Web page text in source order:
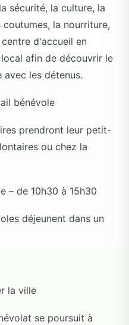
sécurité, la culture, la
la nourriture,
d'accueil en
afin de découvrir le
avec les détenus.
bénévole
prendront leur petit-
ou chez la
– de 10h30 à 15h30
déjeunent dans un
la ville
se poursuit à